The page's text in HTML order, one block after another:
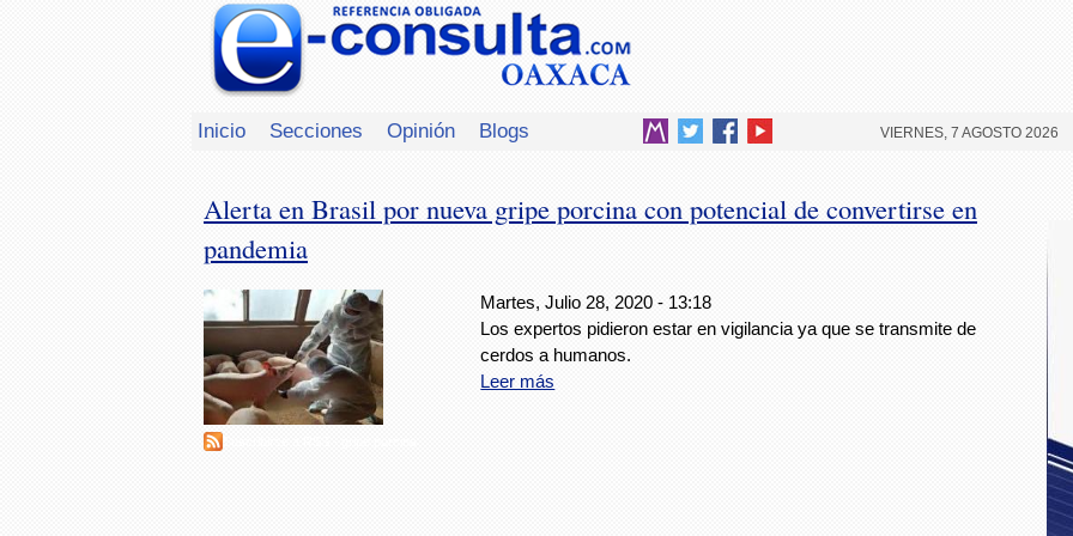
Inicio Secciones Opinión Blogs VIERNES, 7 AGOSTO 2026
Alerta en Brasil por nueva gripe porcina con potencial de convertirse en
pandemia
Martes, Julio 28, 2020 - 13:18
Los expertos pidieron estar en vigilancia ya que se transmite de
cerdos a humanos.
Leer más